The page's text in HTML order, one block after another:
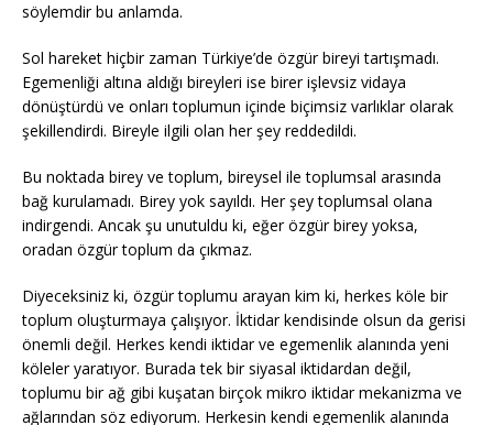
söylemdir bu anlamda.
Sol hareket hiçbir zaman Türkiye’de özgür bireyi tartışmadı.
Egemenliği altına aldığı bireyleri ise birer işlevsiz vidaya
dönüştürdü ve onları toplumun içinde biçimsiz varlıklar olarak
şekillendirdi. Bireyle ilgili olan her şey reddedildi.
Bu noktada birey ve toplum, bireysel ile toplumsal arasında
bağ kurulamadı. Birey yok sayıldı. Her şey toplumsal olana
indirgendi. Ancak şu unutuldu ki, eğer özgür birey yoksa,
oradan özgür toplum da çıkmaz.
Diyeceksiniz ki, özgür toplumu arayan kim ki, herkes köle bir
toplum oluşturmaya çalışıyor. İktidar kendisinde olsun da gerisi
önemli değil. Herkes kendi iktidar ve egemenlik alanında yeni
köleler yaratıyor. Burada tek bir siyasal iktidardan değil,
toplumu bir ağ gibi kuşatan birçok mikro iktidar mekanizma ve
ağlarından söz ediyorum. Herkesin kendi egemenlik alanında